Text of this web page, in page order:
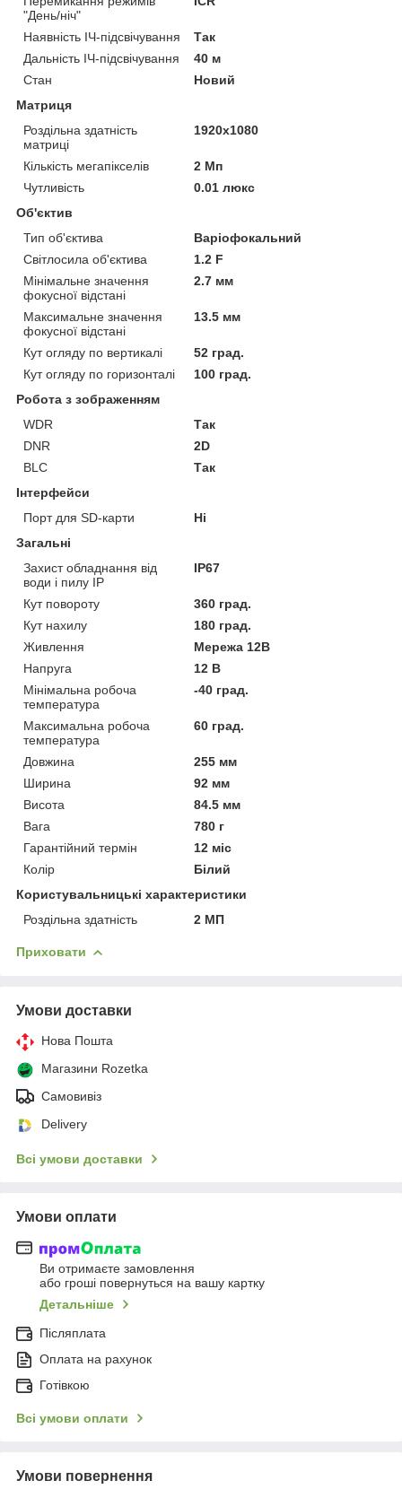
"День/ніч"
Наявність ІЧ-підсвічування
Так
Дальність ІЧ-підсвічування
40 м
Стан
Новий
Матриця
Роздільна здатність
матриці
1920x1080
Кількість мегапікселів
2 Мп
Чутливість
0.01 люкс
Об'єктив
Тип об'єктива
Варіофокальний
Світлосила об'єктива
1.2 F
Мінімальне значення
фокусної відстані
2.7 мм
Максимальне значення
фокусної відстані
13.5 мм
Кут огляду по вертикалі
52 град.
Кут огляду по горизонталі
100 град.
Робота з зображенням
WDR
Так
DNR
2D
BLC
Так
Інтерфейси
Порт для SD-карти
Ні
Загальні
Захист обладнання від
води і пилу IP
IP67
Кут повороту
360 град.
Кут нахилу
180 град.
Живлення
Мережа 12В
Напруга
12 В
Мінімальна робоча
температура
-40 град.
Максимальна робоча
температура
60 град.
Довжина
255 мм
Ширина
92 мм
Висота
84.5 мм
Вага
780 г
Гарантійний термін
12 міс
Колір
Білий
Користувальницькі характеристики
Роздільна здатність
2 МП
Приховати
Умови доставки
Нова Пошта
Магазини Rozetka
Самовивіз
Delivery
Всі умови доставки
Умови оплати
Ви отримаєте замовлення
або гроші повернуться на вашу картку
Детальніше
Післяплата
Оплата на рахунок
Готівкою
Всі умови оплати
Умови повернення